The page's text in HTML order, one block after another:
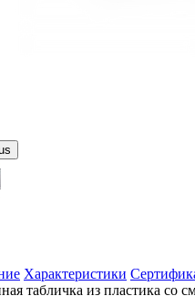
Характеристики
табличка из пластика